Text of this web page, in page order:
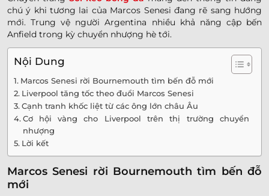
chú ý khi tương lai của Marcos Senesi đang rẽ sang hướng
mới. Trung vệ người Argentina nhiều khả năng cập bến
Anfield trong kỳ chuyển nhượng hè tới.
Nội Dung
Marcos Senesi rời Bournemouth tìm bến đỗ mới
Liverpool tăng tốc theo đuổi Marcos Senesi
Cạnh tranh khốc liệt từ các ông lớn châu Âu
Cơ hội vàng cho Liverpool trên thị trường chuyển
nhượng
Lời kết
Marcos Senesi rời Bournemouth tìm bến đỗ
mới